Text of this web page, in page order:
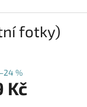
fotky)
%
Kč